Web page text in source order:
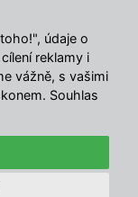
údaje o
reklamy i
vážně, s vašimi
Souhlas
který ladí s
terasa vypadat
připraveni
Ibiza z pevných